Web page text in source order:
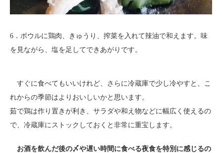
6．ボウルに鶏肉、きゅうり、搾菜を入れて辣油で和えます。味
を見ながら、塩を足してできあがりです。
すぐに食べてもいいけれど、さらに冷蔵庫で少し冷やすと、こ
れからの季節はよりおいしいかと思います。
茹で鶏は作り置きが利き、サラダや和え物などに幅広く使えるの
で、冷蔵庫にストックしておくと非常に重宝します。
お酒を飲んだ後の〆や遅い時間に食べる夜食を特別に感じるの